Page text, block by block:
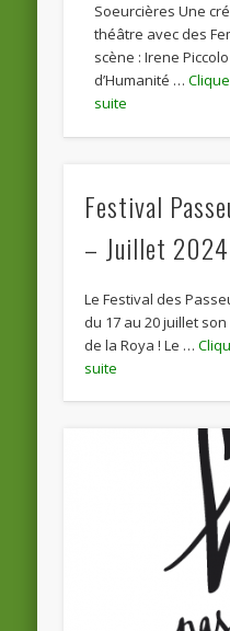
Soeurcières Une
théâtre avec des
scène : Irene
d’Humanité …
Festival
– Juillet 2024
Le Festival des
du 17 au 20 juillet
de la Roya ! Le …